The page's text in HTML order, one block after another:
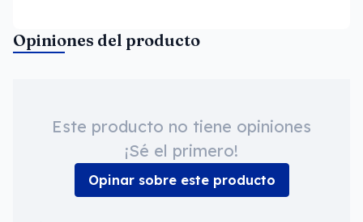
Opiniones del producto
Este producto no tiene opiniones
¡Sé el primero!
Opinar sobre este producto